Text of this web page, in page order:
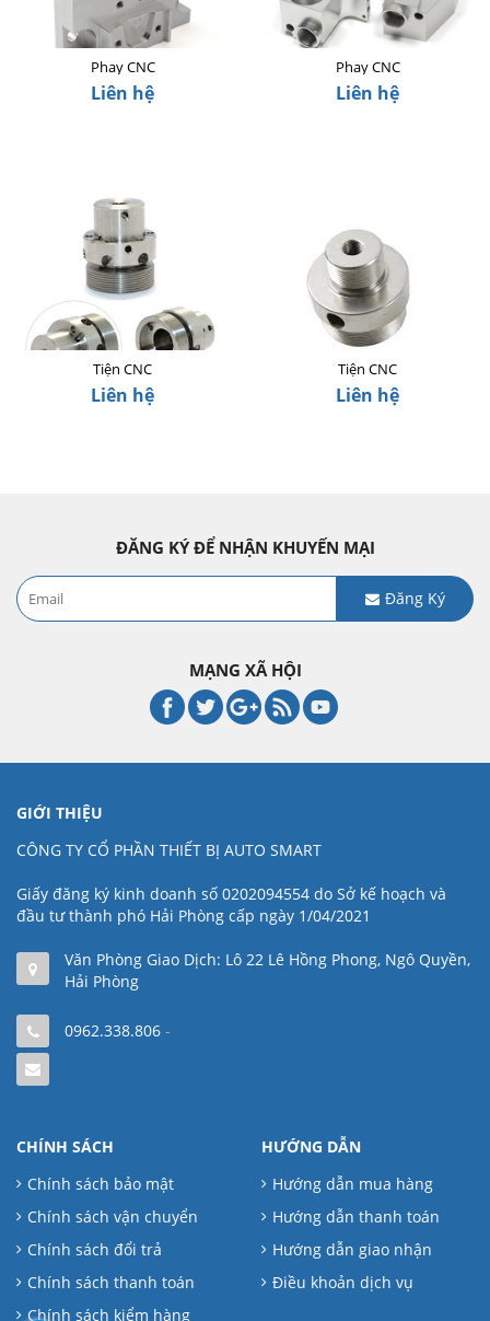
Phay CNC
Liên hệ
Phay CNC
Liên hệ
Tiện CNC
Liên hệ
Tiện CNC
Liên hệ
ĐĂNG KÝ ĐỂ NHẬN KHUYẾN MẠI
Đăng Ký
MẠNG XÃ HỘI
GIỚI THIỆU
CÔNG TY CỔ PHẦN THIẾT BỊ AUTO SMART
Giấy đăng ký kinh doanh số 0202094554 do Sở kế hoạch và
đầu tư thành phó Hải Phòng cấp ngày 1/04/2021
Văn Phòng Giao Dịch: Lô 22 Lê Hồng Phong, Ngô Quyền,
Hải Phòng
0962.338.806 -
CHÍNH SÁCH
Chính sách bảo mật
Chính sách vận chuyển
Chính sách đổi trả
Chính sách thanh toán
Chính sách kiểm hàng
HƯỚNG DẪN
Hướng dẫn mua hàng
Hướng dẫn thanh toán
Hướng dẫn giao nhận
Điều khoản dịch vụ